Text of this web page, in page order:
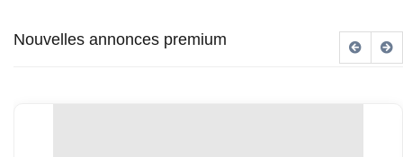
Nouvelles annonces premium